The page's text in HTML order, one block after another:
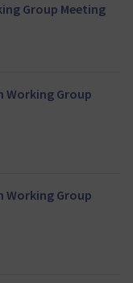
Group Meeting
Working Group
Working Group